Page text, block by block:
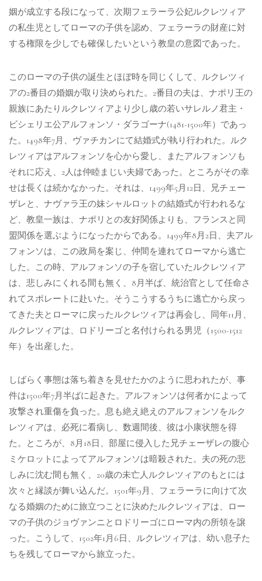
姻が成立する段になって、次期フェラーラ公妃ルクレツィア
の私生児としてローマの子供を認め、フェラーラの財産に対
する権限を少しでも確保したいという教皇の意図であった。
このローマの子供の誕生とほぼ時を同じくして、ルクレツィ
アの2番目の婚姻が取り決められた。2番目の夫は、ナポリ王の
親族にあたりルクレツィアより少し歳の若いサレルノ君主・
ビシェリエ公アルフォンソ・ダラゴーナ(1481-1500年）であっ
た。1498年7月、ヴァチカンにて結婚式が執り行われた。ルク
レツィアはアルフォンソを心から愛し、またアルフォンソも
それに応え、2人は仲睦まじい夫婦であった。ところがその幸
せは長くは続かなかった。それは、1499年5月12日、兄チェー
ザレと、ナヴァラ王の妹シャルロットの結婚式が行われるな
ど、教皇一族は、ナポリとの友好関係よりも、フランスと同
盟関係を選ぶようになったからである。1499年8月2日、夫アル
フォンソは、この政局を案じ、仲間を連れてローマから逃亡
した。この時、アルフォンソの子を宿していたルクレツィア
は、悲しみにくれる間も無く、8月半ば、統治官として任命さ
れてスポレートに赴いた。そうこうするうちに逃亡から戻っ
てきた夫とローマに戻ったルクレツィアは再会し、同年11月、
ルクレツィアは、ロドリーゴと名付けられる男児（1500-1512
年）を出産した。
しばらく事態は落ち着きを見せたかのように思われたが、事
件は1500年7月半ばに起きた。アルフォンソは何者かによって
攻撃され重傷を負った。息も絶え絶えのアルフォンソをルク
レツィアは、必死に看病し、数週間後、彼は小康状態を得
た。ところが、8月18日、部屋に侵入した兄チェーザレの腹心
ミケロットによってアルフォンソは暗殺された。夫の死の悲
しみに沈む間も無く、20歳の未亡人ルクレツィアのもとには
次々と縁談が舞い込んだ。1501年9月、フェラーラに向けて次
なる婚姻のために旅立つことに決めたルクレツィアは、ロー
マの子供のジョヴァンニとロドリーゴにローマ内の所領を譲
った。こうして、1502年1月6日、ルクレツィアは、幼い息子た
ちを残してローマから旅立った。